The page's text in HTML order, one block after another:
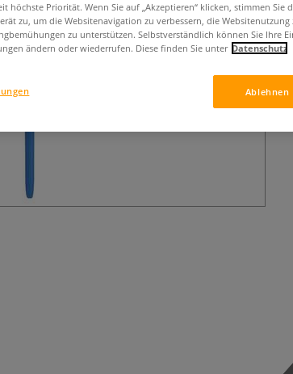
höchste Priorität. Wenn Sie auf „Akzeptieren“ klicken, stimmen Sie
zu, um die Websitenavigation zu verbessern, die
zu unterstützen. Selbstverständlich können Sie Ihre
ändern oder wiederrufen. Diese finden Sie unter Datenschutz
Ablehnen